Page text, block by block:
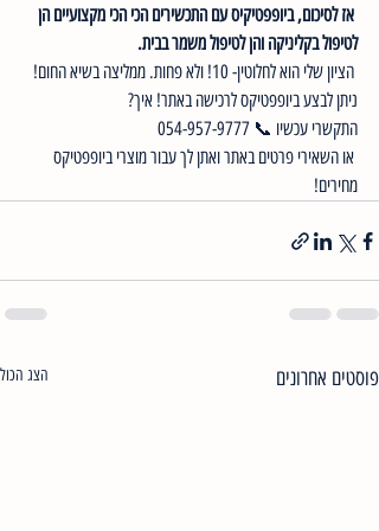
אז לסיכום, ביופפטיקיס עם התכשירים הכי הכי מקצועיים הן
לטיפול בקליניקה והן לטיפול משמר בבית.
ניתן לבצע ביופפטיקס לרכישה באתר! איך?
התקשרי עכשיו 📞 054-957-9777
או השאירי פרטים באתר ואתן לך עבור מוצרי ביופפטיקס
מחירים!
פוסטים אחרונים הצג הכול